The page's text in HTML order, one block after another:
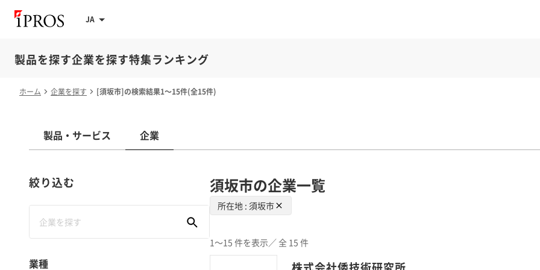
JA
製品を探す企業を探す特集ランキング
ホーム 企業を探す [須坂市]の検索結果1～15件(全15件)
製品・サービス 企業
須坂市の企業一覧
所在地 : 須坂市
1～15 件を表示／ 全 15 件
絞り込む
業種